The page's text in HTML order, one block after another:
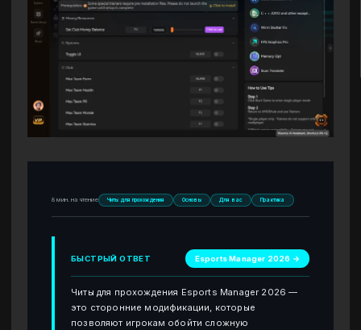
8 мин. на чтение Читы для прохождения Основы Для вас Практика
БЫСТРЫЙ ОТВЕТ Esports Manager 2026 →
Читы для прохождения Esports Manager 2026 —
это сторонние модификации, которые
позволяют игрокам обойти сложную